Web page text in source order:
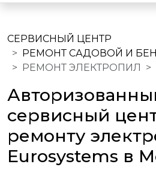
СЕРВИСНЫЙ ЦЕНТР
РЕМОНТ САДОВОЙ И
РЕМОНТ ЭЛЕКТРОПИЛ
сервисный
ремонту
Eurosystems в